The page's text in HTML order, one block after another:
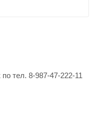
тел. 8-987-47-222-11